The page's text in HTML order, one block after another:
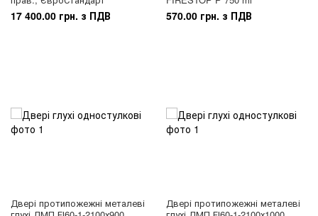
17 400.00 грн. з ПДВ 570.00 грн. з ПДВ
Двері протипожежні металеві
Двері протипожежні металеві